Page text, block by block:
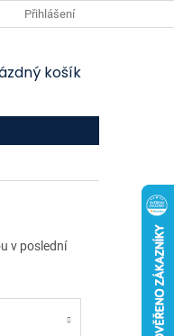
Přihlášení
košík
v poslední